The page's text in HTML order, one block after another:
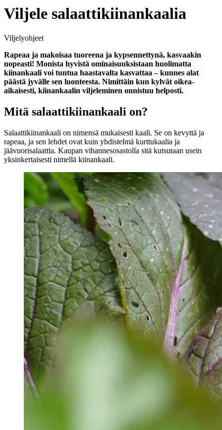
Viljele salaattikiinankaalia
Viljelyohjeet
Rapeaa ja makoisaa tuoreena ja kypsennettynä, kasvaakin
nopeasti! Monista hyvistä ominaisuuksistaan huolimatta
kiinankaali voi tuntua haastavalta kasvattaa – kunnes alat
päästä jyvälle sen luonteesta. Nimittäin kun kylvät oikea-
aikaisesti, kiinankaalin viljeleminen onnistuu helposti.
Mitä salaattikiinankaali on?
Salaattikiinankaali on nimensä mukaisesti kaali. Se on kevyttä ja
rapeaa, ja sen lehdet ovat kuin yhdistelmä kurttukaalia ja
jäävuorisalaattia. Kaupan vihannesosastolla sitä kutsutaan usein
yksinkertaisesti nimellä kiinankaali.